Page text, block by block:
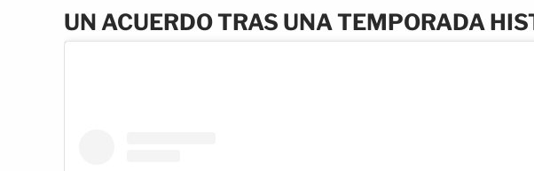
UN ACUERDO TRAS UNA TEMPORADA